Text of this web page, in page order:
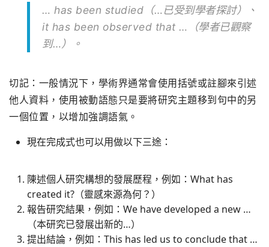
… has been studied（…已受到學者探討）、
it has been observed that …（學者已觀察
到…）。
切記：一般情況下，學術界通常會使用括號或註腳來引述
他人資料，使用被動語態只是要將研究主題移到句中的另
一個位置，以增加強調語氣。
現在完成式也可以用做以下三途：
陳述個人研究構想的發展歷程，例如：What has
created it?（靈感來源為何？）
報告研究結果，例如：We have developed a new …
（本研究已發展出新的…）
提出結論，例如：This has led us to conclude that …